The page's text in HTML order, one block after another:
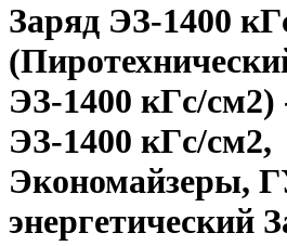
Заряд ЭЗ-1400
ЭЗ-1400 кГс/см2)
ЭЗ-1400 кГс/см2,
Экономайзеры,
энергетический